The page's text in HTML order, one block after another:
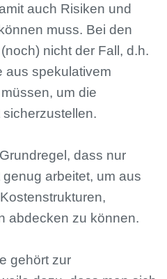
auch Risiken und
muss. Bei den
nicht der Fall, d.h.
aus spekulativem
um die
dass nur
arbeitet, um aus
abdecken zu können.
gehört zur